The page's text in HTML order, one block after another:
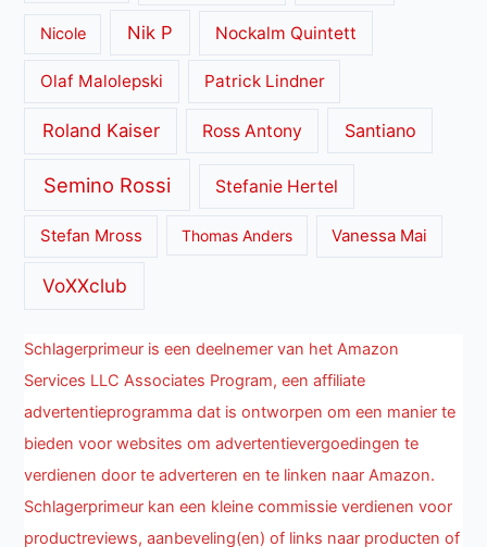
Nicole Nik P Nockalm Quintett
Olaf Malolepski Patrick Lindner
Roland Kaiser Ross Antony Santiano
Semino Rossi Stefanie Hertel
Stefan Mross Thomas Anders Vanessa Mai
VoXXclub
Schlagerprimeur is een deelnemer van het Amazon
Services LLC Associates Program, een affiliate
advertentieprogramma dat is ontworpen om een manier te
bieden voor websites om advertentievergoedingen te
verdienen door te adverteren en te linken naar Amazon.
Schlagerprimeur kan een kleine commissie verdienen voor
productreviews, aanbeveling(en) of links naar producten of